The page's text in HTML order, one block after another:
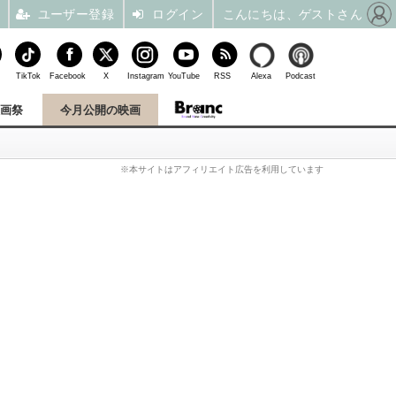
祭 今月公開の映画
※本サイトはアフィリエイト広告を利用しています
TikTok Facebook X Instagram YouTube RSS Alexa Podcast
ユーザー登録 ログイン こんにちは、ゲストさん